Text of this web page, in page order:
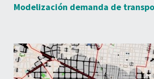
Modelización demanda de